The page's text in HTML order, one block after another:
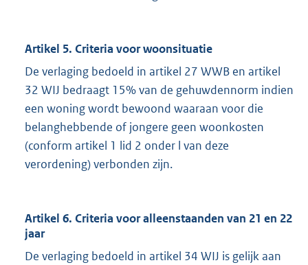
Artikel 5. Criteria voor woonsituatie
De verlaging bedoeld in artikel 27 WWB en artikel
32 WIJ bedraagt 15% van de gehuwdennorm indien
een woning wordt bewoond waaraan voor die
belanghebbende of jongere geen woonkosten
(conform artikel 1 lid 2 onder l van deze
verordening) verbonden zijn.
Artikel 6. Criteria voor alleenstaanden van 21 en 22
jaar
De verlaging bedoeld in artikel 34 WIJ is gelijk aan